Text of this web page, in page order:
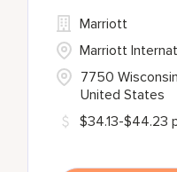
7750
United States
Marriott
Marriott
$34.13-$44.23